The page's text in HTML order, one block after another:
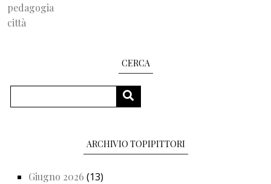
pedagogia
città
CERCA
CERCA
ARCHIVIO TOPIPITTORI
Giugno 2026 (13)